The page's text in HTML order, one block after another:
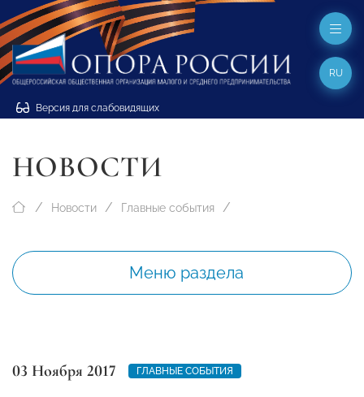
Версия для слабовидящих
RU
НОВОСТИ
Новости Главные события
Меню раздела
03 Ноября 2017 ГЛАВНЫЕ СОБЫТИЯ